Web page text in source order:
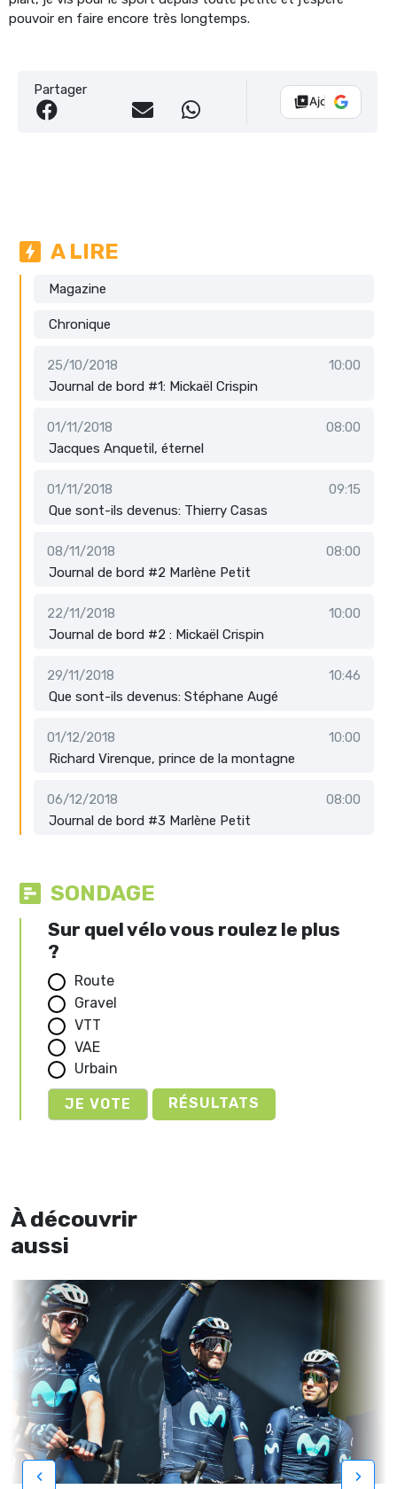
pouvoir en faire encore très longtemps.
Partager
Ajouter Vélo
A LIRE
Magazine
Chronique
25/10/2018
10:00
Journal de bord #1: Mickaël Crispin
01/11/2018
08:00
Jacques Anquetil, éternel
01/11/2018
09:15
Que sont-ils devenus: Thierry Casas
08/11/2018
08:00
Journal de bord #2 Marlène Petit
22/11/2018
10:00
Journal de bord #2 : Mickaël Crispin
29/11/2018
10:46
Que sont-ils devenus: Stéphane Augé
01/12/2018
10:00
Richard Virenque, prince de la montagne
06/12/2018
08:00
Journal de bord #3 Marlène Petit
SONDAGE
Sur quel vélo vous roulez le plus
?
Route
Gravel
VTT
VAE
Urbain
RÉSULTATS
À découvrir
aussi
‹ ›